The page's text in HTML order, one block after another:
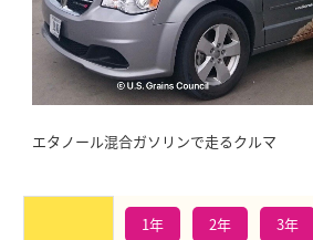
エタノール混合ガソリンで走るクルマ
1年 2年 3年